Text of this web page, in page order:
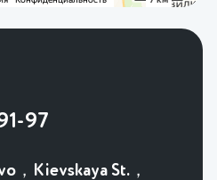
97
，Kievskaya St.，